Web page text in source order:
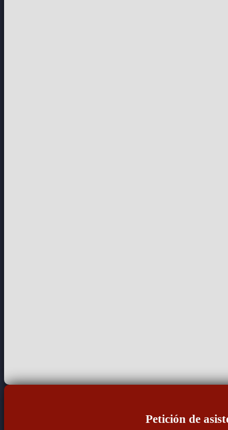
Petición de